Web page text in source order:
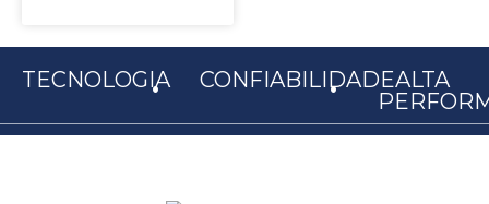
TECNOLOGIA
. CONFIABILIDADE
.
ALTA